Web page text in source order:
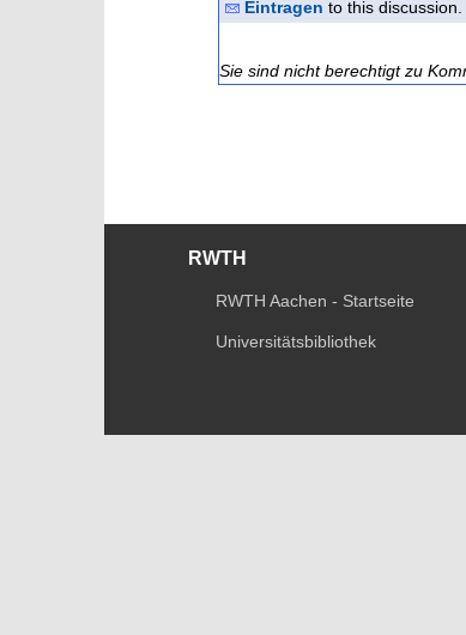
Eintragen to this
Sie sind nicht berechtigt zu
RWTH
RWTH Aachen - Startseite
Universitätsbibliothek